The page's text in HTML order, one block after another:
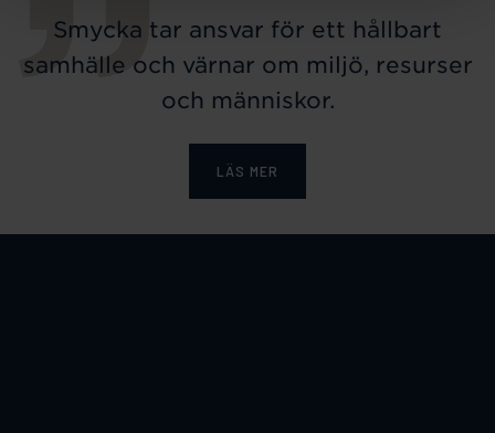
Smycka tar ansvar för ett hållbart
samhälle och värnar om miljö, resurser
och människor.
LÄS MER